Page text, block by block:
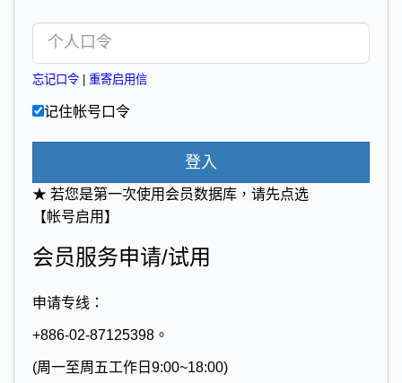
忘记口令 重寄启用信
记住帐号口令
登入
★ 若您是第一次使用会员数据库，请先点选
【帐号启用】
会员服务申请/试用
申请专线：
+886-02-87125398。
(周一至周五工作日9:00~18:00)